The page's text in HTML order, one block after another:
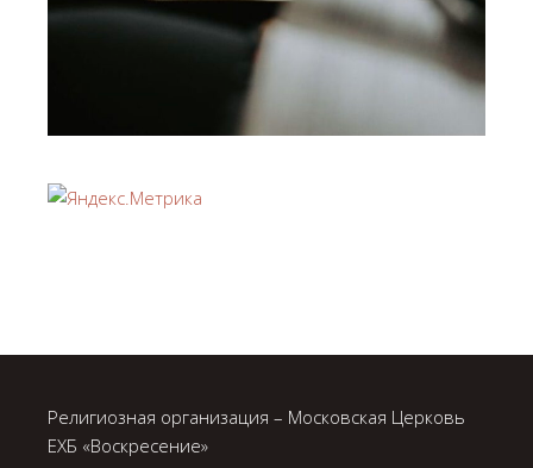
Религиозная организация – Московская Церковь
ЕХБ «Воскресение»